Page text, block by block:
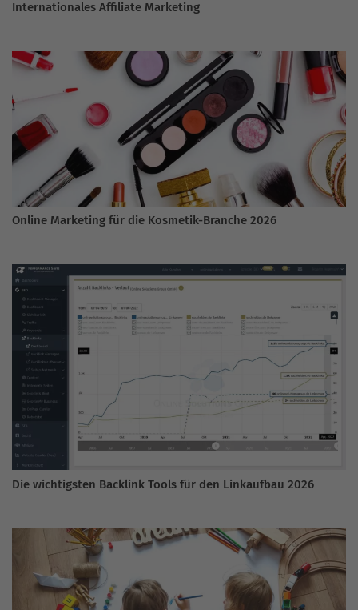
Internationales Affiliate Marketing
Online Marketing für die Kosmetik-Branche 2026
Die wichtigsten Backlink Tools für den Linkaufbau 2026